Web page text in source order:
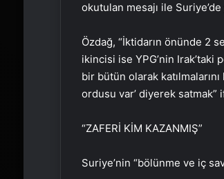
okutulan mesajı ile
Özdağ, “İktidarın önünde 2
ikincisi ise YPG’nin
bir bütün olarak
ordusu var’ diyerek satmak”
“ZAFERİ KİM KAZANMIŞ”
Suriye’nin “bölünme ve iç